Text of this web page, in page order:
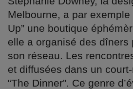
Melbourne, a par exemple
Up” une boutique
elle a organisé des dîners
son réseau. Les
et diffusées dans un
“The Dinner”. Ce genre